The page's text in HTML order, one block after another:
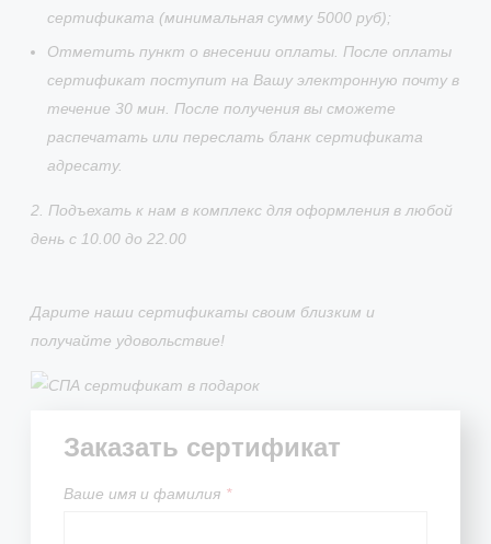
сертификата (минимальная сумму 5000 руб);
Отметить пункт о внесении оплаты. После оплаты
сертификат поступит на Вашу электронную почту в
течение 30 мин. После получения вы сможете
распечатать или переслать бланк сертификата
адресату.
2. Подъехать к нам в комплекс для оформления в любой
день с 10.00 до 22.00
Дарите наши сертификаты своим близким и
получайте удовольствие!
Заказать сертификат
Вашe имя и фамилия *